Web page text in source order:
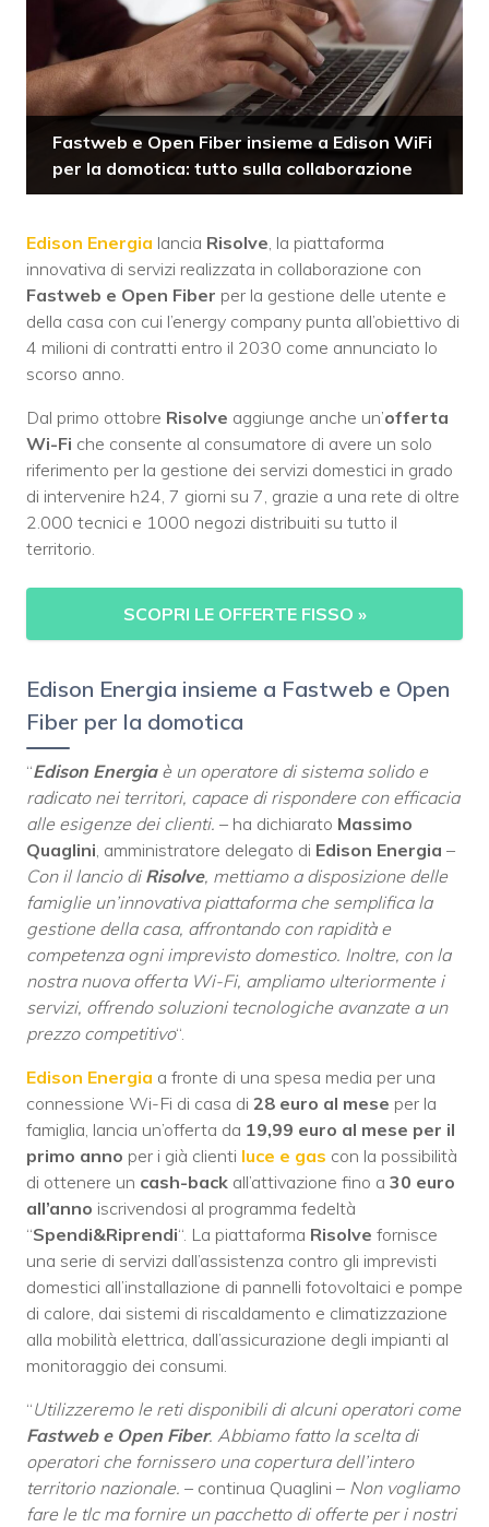
Fastweb e Open Fiber insieme a Edison WiFi
per la domotica: tutto sulla collaborazione
Edison Energia lancia Risolve, la piattaforma
innovativa di servizi realizzata in collaborazione con
Fastweb e Open Fiber per la gestione delle utente e
della casa con cui l’energy company punta all’obiettivo di
4 milioni di contratti entro il 2030 come annunciato lo
scorso anno.
Dal primo ottobre Risolve aggiunge anche un’offerta
Wi-Fi che consente al consumatore di avere un solo
riferimento per la gestione dei servizi domestici in grado
di intervenire h24, 7 giorni su 7, grazie a una rete di oltre
2.000 tecnici e 1000 negozi distribuiti su tutto il
territorio.
SCOPRI LE OFFERTE FISSO »
Edison Energia insieme a Fastweb e Open
Fiber per la domotica
“Edison Energiaè un operatore di sistema solido e
radicato nei territori, capace di rispondere con efficacia
alle esigenze dei clienti. – ha dichiarato Massimo
Quaglini, amministratore delegato di Edison Energia –
Con il lancio di Risolve, mettiamo a disposizione delle
famiglie un’innovativa piattaforma che semplifica la
gestione della casa, affrontando con rapidità e
competenza ogni imprevisto domestico. Inoltre, con la
nostra nuova offerta Wi-Fi, ampliamo ulteriormente i
servizi, offrendo soluzioni tecnologiche avanzate a un
prezzo competitivo“.
Edison Energia a fronte di una spesa media per una
connessione Wi-Fi di casa di 28 euro al mese per la
famiglia, lancia un’offerta da 19,99 euro al mese per il
primo anno per i già clienti luce e gas con la possibilità
di ottenere un cash-back all’attivazione fino a 30 euro
all’anno iscrivendosi al programma fedeltà
“Spendi&Riprendi“. La piattaforma Risolve fornisce
una serie di servizi dall’assistenza contro gli imprevisti
domestici all’installazione di pannelli fotovoltaici e pompe
di calore, dai sistemi di riscaldamento e climatizzazione
alla mobilità elettrica, dall’assicurazione degli impianti al
monitoraggio dei consumi.
“Utilizzeremo le reti disponibili di alcuni operatori come
Fastweb e Open Fiber. Abbiamo fatto la scelta di
operatori che fornissero una copertura dell’intero
territorio nazionale. – continua Quaglini – Non vogliamo
fare le tlc ma fornire un pacchetto di offerte per i nostri